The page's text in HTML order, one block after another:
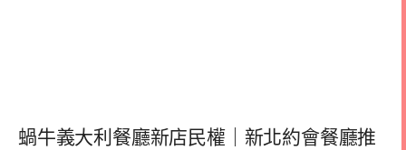
蝸牛義大利餐廳新店民權｜新北約會餐廳推